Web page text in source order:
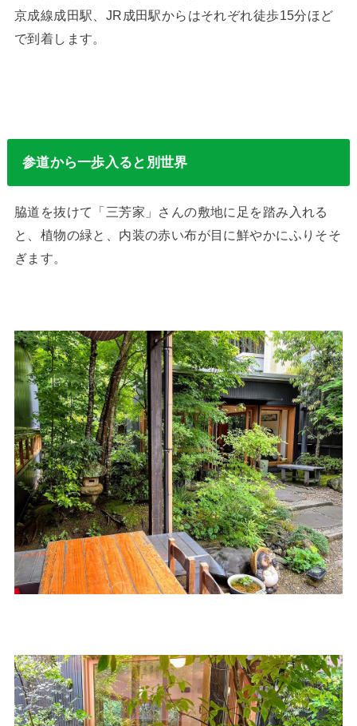
京成線成田駅、JR成田駅からはそれぞれ徒歩15分ほど
で到着します。
参道から一歩入ると別世界
脇道を抜けて「三芳家」さんの敷地に足を踏み入れる
と、植物の緑と、内装の赤い布が目に鮮やかにふりそそ
ぎます。